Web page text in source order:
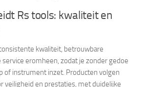
Rs tools: kwaliteit en
kwaliteit, betrouwbare
eromheen, zodat je zonder gedoe
of instrument inzet. Producten volgen
veiligheid en prestaties, met duidelijke